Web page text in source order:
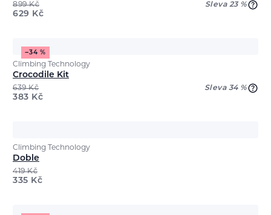
899Kč Sleva 23 %
629 Kč
−34 %
Climbing Technology
Crocodile Kit
639Kč Sleva 34 %
383 Kč
Climbing Technology
Doble
419Kč
335 Kč